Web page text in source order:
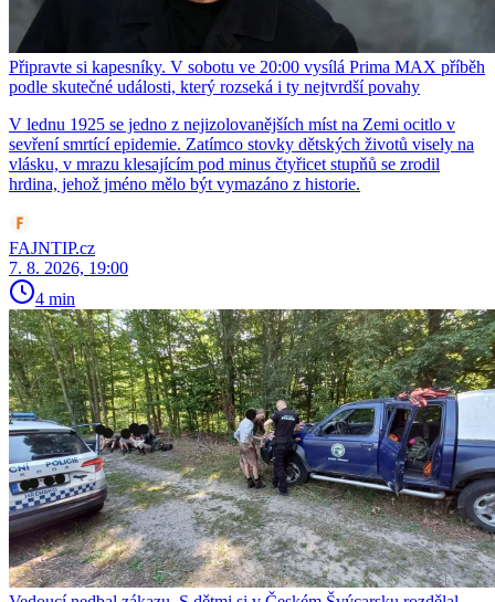
Připravte si kapesníky. V sobotu ve 20:00 vysílá Prima MAX příběh
podle skutečné události, který rozseká i ty nejtvrdší povahy
V lednu 1925 se jedno z nejizolovanějších míst na Zemi ocitlo v
sevření smrtící epidemie. Zatímco stovky dětských životů visely na
vlásku, v mrazu klesajícím pod minus čtyřicet stupňů se zrodil
hrdina, jehož jméno mělo být vymazáno z historie.
FAJNTIP.cz
7. 8. 2026, 19:00
4 min